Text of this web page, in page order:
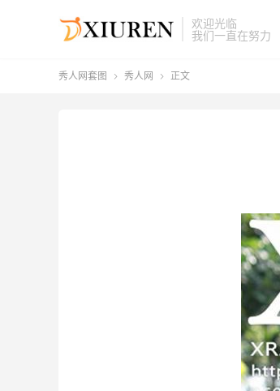
欢迎光临
我们一直在努力
秀人网套图  秀人网  正文